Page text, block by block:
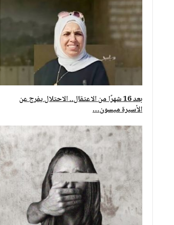
بعد 16 شهرًا من الاعتقال.. الاحتلال يفرج عن
الأسيرة ميسون…